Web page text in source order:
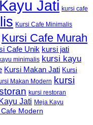
Jati kursi cafe
Kursi Cafe Minimalis
Kursi Cafe Murah
Cafe Unik kursi jati
minimalis kursi kayu
Kursi Makan Jati Kursi
Makan Modern
kursi
kursi restoran
Jati Meja Kayu
Modern